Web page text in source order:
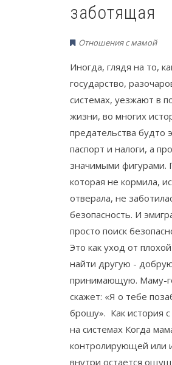
заботящая
Отношения с мамой
Иногда, глядя на то,
государство,
системах, уезжают в
жизни, во многих
предательства будто
паспорт и налоги, а
значимыми фигурами.
которая не кормила,
отверала, не
безопасность. И
просто поиск
Это как уход от
найти другую -
принимающую. Маму-
скажет: «Я о тебе
брошу». Как история
на системах Когда
контролирующей или
внутри остается